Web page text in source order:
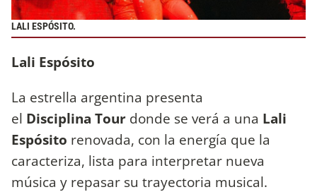
LALI ESPÓSITO.
Lali Espósito
La estrella argentina presenta
el Disciplina Tour donde se verá a una Lali
Espósito renovada, con la energía que la
caracteriza, lista para interpretar nueva
música y repasar su trayectoria musical.